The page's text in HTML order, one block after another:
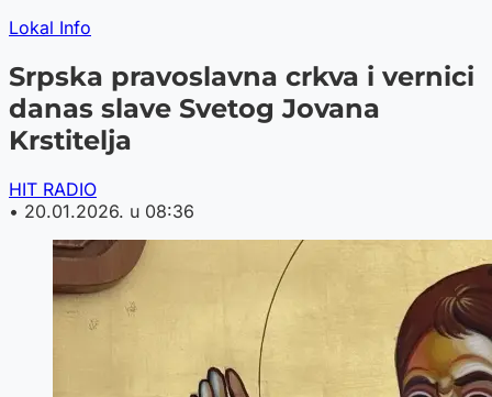
Lokal Info
Srpska pravoslavna crkva i vernici
danas slave Svetog Jovana
Krstitelja
HIT RADIO
• 20.01.2026. u 08:36